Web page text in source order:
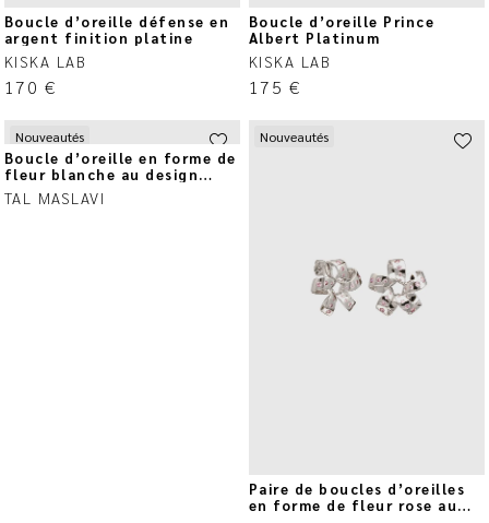
Boucle d’oreille défense en
argent finition platine
KISKA LAB
170 €
Boucle d’oreille Prince
Albert Platinum
KISKA LAB
175 €
Nouveautés
Boucle d’oreille en forme de
fleur blanche au design
circulaire
TAL MASLAVI
Nouveautés
Paire de boucles d’oreilles
en forme de fleur rose au